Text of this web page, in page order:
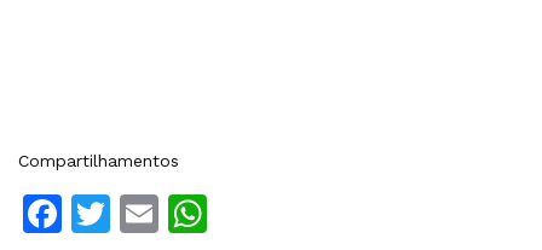
Compartilhamentos
Facebook
Twitter
Email